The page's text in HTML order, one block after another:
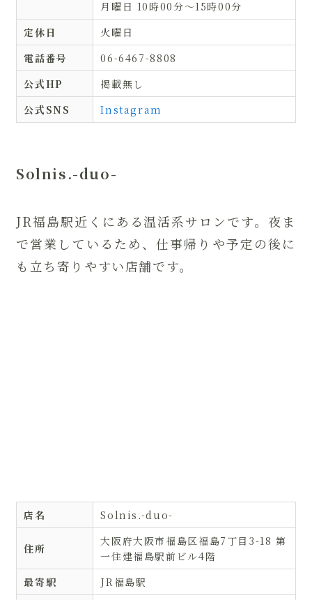
月曜日 10時00分～15時00分
定休日
火曜日
電話番号
06-6467-8808
公式HP
掲載無し
公式SNS
Instagram
Solnis.-duo-
JR福島駅近くにある温活系サロンです。夜ま
で営業しているため、仕事帰りや予定の後に
も立ち寄りやすい店舗です。
店名 Solnis.-duo-
住所
大阪府大阪市福島区福島7丁目3-18 第
一住建福島駅前ビル4階
最寄駅
JR福島駅